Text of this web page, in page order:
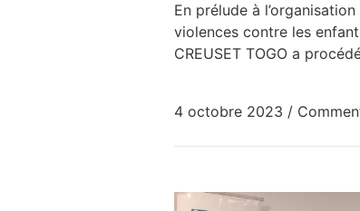
En prélude à
violences contre les
CREUSET TOGO a
4 octobre 2023 /